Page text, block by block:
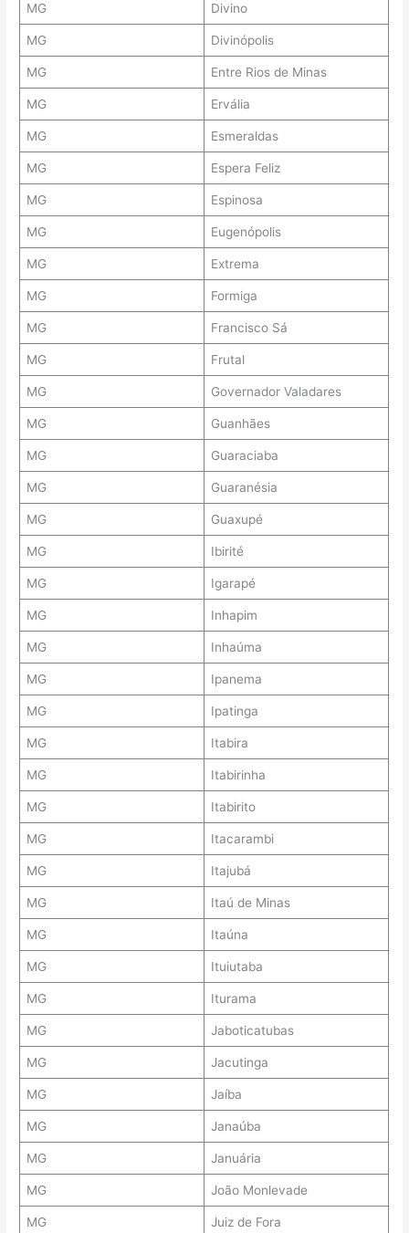
MG Divino
MG Divinópolis
MG Entre Rios de Minas
MG Ervália
MG Esmeraldas
MG Espera Feliz
MG Espinosa
MG Eugenópolis
MG Extrema
MG Formiga
MG Francisco Sá
MG Frutal
MG Governador Valadares
MG Guanhães
MG Guaraciaba
MG Guaranésia
MG Guaxupé
MG Ibirité
MG Igarapé
MG Inhapim
MG Inhaúma
MG Ipanema
MG Ipatinga
MG Itabira
MG Itabirinha
MG Itabirito
MG Itacarambi
MG Itajubá
MG Itaú de Minas
MG Itaúna
MG Ituiutaba
MG Iturama
MG Jaboticatubas
MG Jacutinga
MG Jaíba
MG Janaúba
MG Januária
MG João Monlevade
MG Juiz de Fora